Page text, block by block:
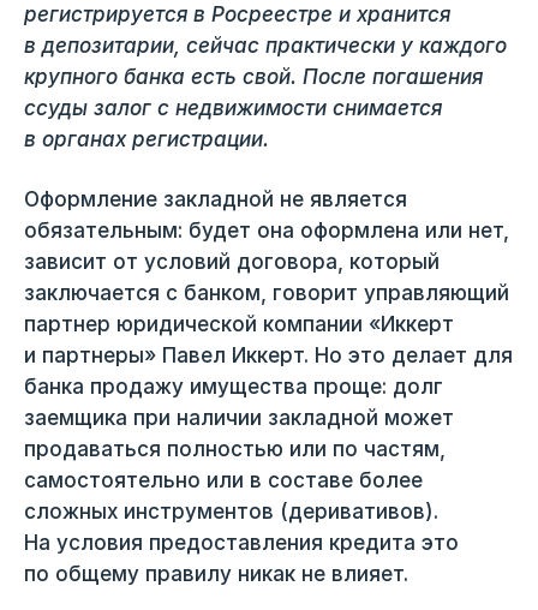
регистрируется в Росреестре и хранится
в депозитарии, сейчас практически у каждого
крупного банка есть свой. После погашения
ссуды залог с недвижимости снимается
в органах регистрации.
Оформление закладной не является
обязательным: будет она оформлена или нет,
зависит от условий договора, который
заключается с банком, говорит управляющий
партнер юридической компании «Иккерт
и партнеры» Павел Иккерт. Но это делает для
банка продажу имущества проще: долг
заемщика при наличии закладной может
продаваться полностью или по частям,
самостоятельно или в составе более
сложных инструментов (деривативов).
На условия предоставления кредита это
по общему правилу никак не влияет.